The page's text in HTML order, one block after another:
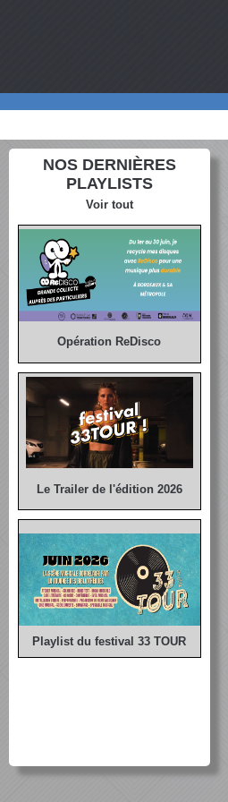
NOS DERNIÈRES
PLAYLISTS
Voir tout
Opération ReDisco
Le Trailer de l'édition 2026
Playlist du festival 33 TOUR